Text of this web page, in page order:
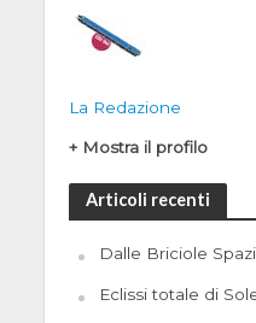
La Redazione
+ Mostra il profilo
Articoli recenti
Dalle Briciole
Eclissi totale di